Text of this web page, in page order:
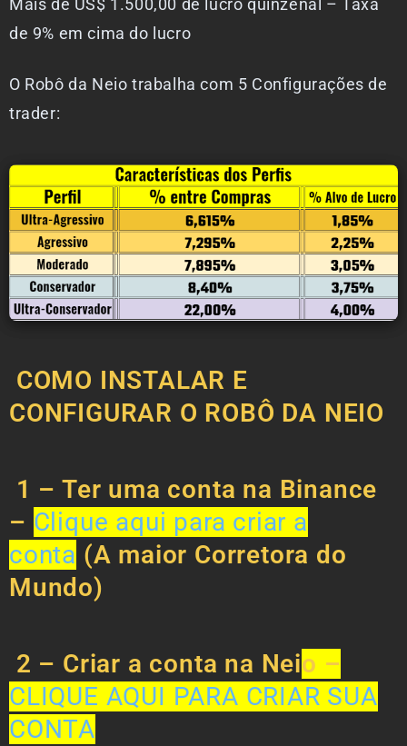
Mais de US$ 1.500,00 de lucro quinzenal – Taxa
de 9% em cima do lucro
O Robô da Neio trabalha com 5 Configurações de
trader:
COMO INSTALAR E
CONFIGURAR O ROBÔ DA NEIO
1 – Ter uma conta na Binance
– Clique aqui para criar a
conta (A maior Corretora do
Mundo)
2 – Criar a conta na Neio –
CLIQUE AQUI PARA CRIAR SUA
CONTA